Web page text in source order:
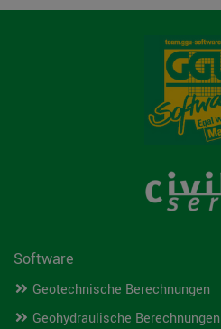
Software
Geotechnische Berechnungen
Geohydraulische Berechnungen